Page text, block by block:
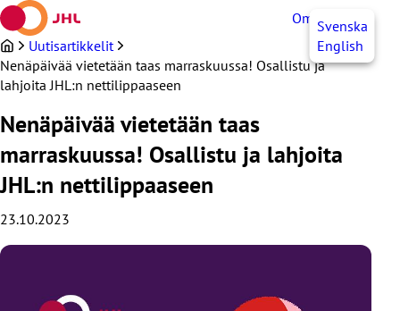
Siirry
sisältöön
OmaJHLSvenska
English
Uutisartikkelit
Nenäpäivää vietetään taas marraskuussa! Osallistu ja
lahjoita JHL:n nettilippaaseen
Nenäpäivää vietetään taas
marraskuussa! Osallistu ja lahjoita
JHL:n nettilippaaseen
23.10.2023